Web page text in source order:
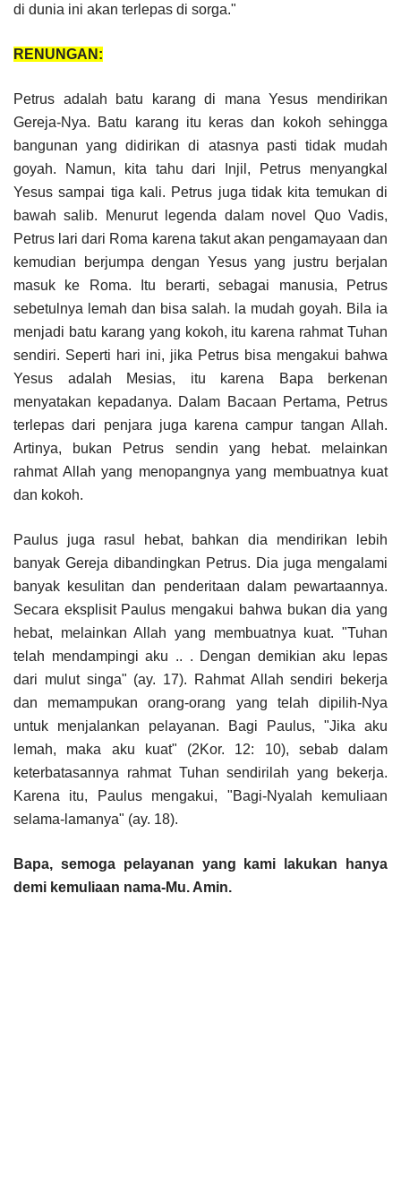
di dunia ini akan terlepas di sorga."
RENUNGAN:
Petrus adalah batu karang di mana Yesus mendirikan
Gereja-Nya. Batu karang itu keras dan kokoh sehingga
bangunan yang didirikan di atasnya pasti tidak mudah
goyah. Namun, kita tahu dari Injil, Petrus menyangkal
Yesus sampai tiga kali. Petrus juga tidak kita temukan di
bawah salib. Menurut legenda dalam novel Quo Vadis,
Petrus lari dari Roma karena takut akan pengamayaan dan
kemudian berjumpa dengan Yesus yang justru berjalan
masuk ke Roma. Itu berarti, sebagai manusia, Petrus
sebetulnya lemah dan bisa salah. la mudah goyah. Bila ia
menjadi batu karang yang kokoh, itu karena rahmat Tuhan
sendiri. Seperti hari ini, jika Petrus bisa mengakui bahwa
Yesus adalah Mesias, itu karena Bapa berkenan
menyatakan kepadanya. Dalam Bacaan Pertama, Petrus
terlepas dari penjara juga karena campur tangan Allah.
Artinya, bukan Petrus sendin yang hebat. melainkan
rahmat Allah yang menopangnya yang membuatnya kuat
dan kokoh.
Paulus juga rasul hebat, bahkan dia mendirikan lebih
banyak Gereja dibandingkan Petrus. Dia juga mengalami
banyak kesulitan dan penderitaan dalam pewartaannya.
Secara eksplisit Paulus mengakui bahwa bukan dia yang
hebat, melainkan Allah yang membuatnya kuat. "Tuhan
telah mendampingi aku .. . Dengan demikian aku lepas
dari mulut singa" (ay. 17). Rahmat Allah sendiri bekerja
dan memampukan orang-orang yang telah dipilih-Nya
untuk menjalankan pelayanan. Bagi Paulus, "Jika aku
lemah, maka aku kuat" (2Kor. 12: 10), sebab dalam
keterbatasannya rahmat Tuhan sendirilah yang bekerja.
Karena itu, Paulus mengakui, "Bagi-Nyalah kemuliaan
selama-lamanya" (ay. 18).
Bapa, semoga pelayanan yang kami lakukan hanya
demi kemuliaan nama-Mu. Amin.